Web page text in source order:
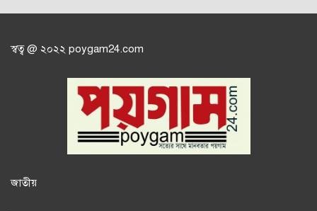
স্বত্ব @ ২০২২ poygam24.com
জাতীয়